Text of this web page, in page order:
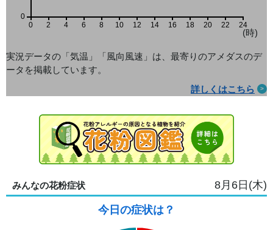
0 2 4 6 8 10 12 14 16 18 20 22 24
(時)
0
実況データの「気温」「風向風速」は、最寄りのアメダスのデ
ータを掲載しています。
詳しくはこちら
みんなの花粉症状 8月6日(木)
今日の症状は？